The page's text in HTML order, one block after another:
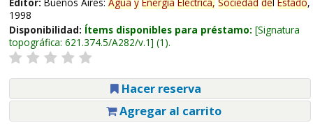
1998
Disponibilidad: Ítems disponibles para préstamo: Signatura
topográfica: 621.374.5/A282/v.1 (1).
Hacer reserva
Agregar al carrito